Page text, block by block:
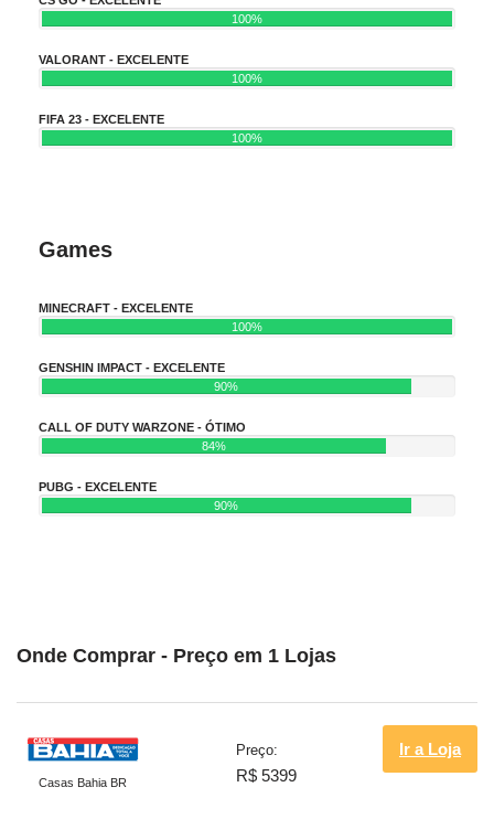
100%
VALORANT - EXCELENTE
100%
FIFA 23 - EXCELENTE
100%
Games
MINECRAFT - EXCELENTE
100%
GENSHIN IMPACT - EXCELENTE
90%
CALL OF DUTY WARZONE - ÓTIMO
84%
PUBG - EXCELENTE
90%
Onde Comprar - Preço em 1 Lojas
Casas Bahia BR
Preço:
R$ 5399
Ir a Loja